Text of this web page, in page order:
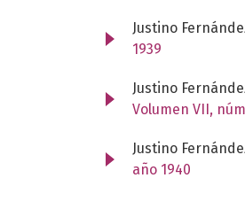
Justino
1939
Justino
Volumen VII,
Justino
año 1940